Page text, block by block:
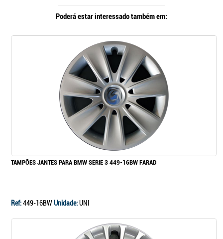
Poderá estar interessado também em:
TAMPÕES JANTES PARA BMW SERIE 3 449-16BW FARAD
Ref:449-16BWUnidade:UNI